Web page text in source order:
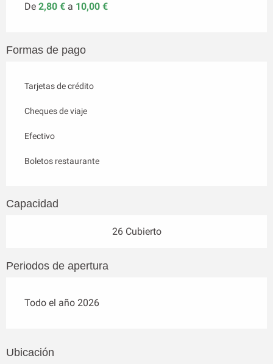
De 2,80 € a 10,00 €
Formas de pago
Tarjetas de crédito
Cheques de viaje
Efectivo
Boletos restaurante
Capacidad
26 Cubierto
Periodos de apertura
Todo el año 2026
Ubicación